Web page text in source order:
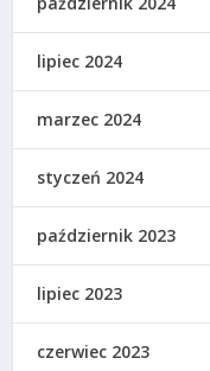
lipiec 2024
marzec 2024
styczeń 2024
październik 2023
lipiec 2023
czerwiec 2023